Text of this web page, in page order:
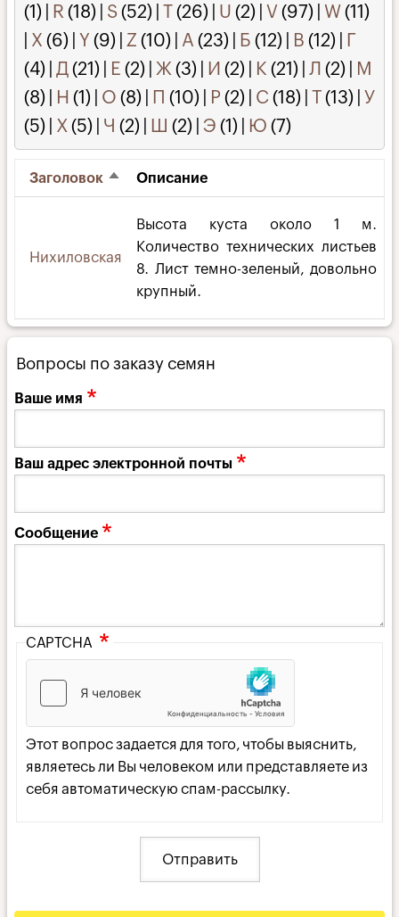
(1) R (18) S(52) T(26) U (2) V(97) W(11)
X (6) Y (9) Z (10) А (23) Б (12) В (12) Г
(4) Д(21) Е (2) Ж (3) И (2) К (21) Л (2)
М
(8)
Н (1) О (8) П (10) Р (2) С(18) Т(13) У
(5) Х (5) Ч (2) Ш (2) Э (1) Ю (7)
Заголовок Сортировать
по
убыванию
Описание
Нихиловская
Высота куста около 1 м.
Количество технических листьев
8. Лист темно-зеленый, довольно
крупный.
Вопросы по заказу семян
Ваше имя
Ваш адрес электронной почты
Сообщение
CAPTCHA
Этот вопрос задается для того, чтобы выяснить,
являетесь ли Вы человеком или представляете из
себя автоматическую спам-рассылку.